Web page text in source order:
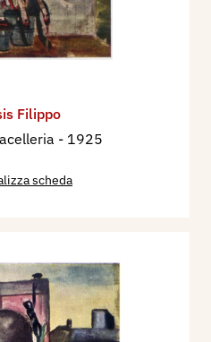
Filippo
- 1925
scheda